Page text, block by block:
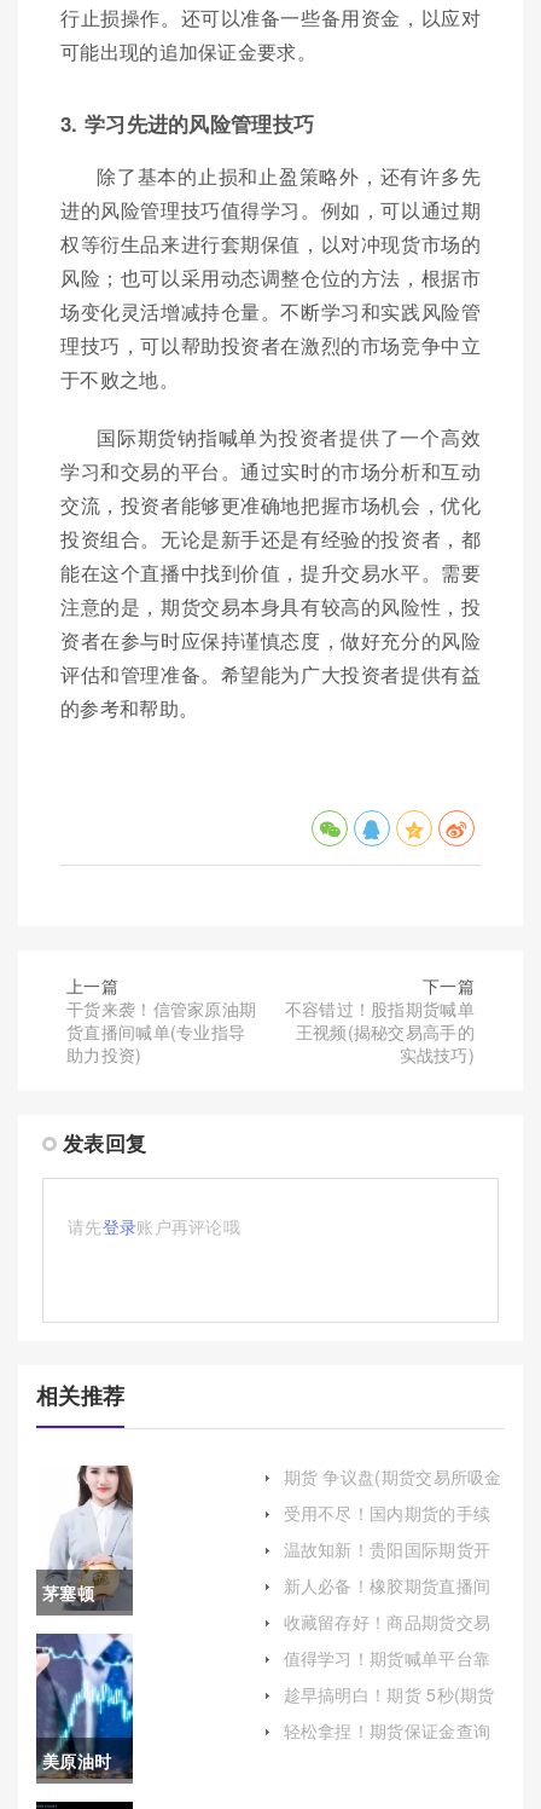
行止损操作。还可以准备一些备用资金，以应对
可能出现的追加保证金要求。
3. 学习先进的风险管理技巧
除了基本的止损和止盈策略外，还有许多先
进的风险管理技巧值得学习。例如，可以通过期
权等衍生品来进行套期保值，以对冲现货市场的
风险；也可以采用动态调整仓位的方法，根据市
场变化灵活增减持仓量。不断学习和实践风险管
理技巧，可以帮助投资者在激烈的市场竞争中立
于不败之地。
国际期货钠指喊单为投资者提供了一个高效
学习和交易的平台。通过实时的市场分析和互动
交流，投资者能够更准确地把握市场机会，优化
投资组合。无论是新手还是有经验的投资者，都
能在这个直播中找到价值，提升交易水平。需要
注意的是，期货交易本身具有较高的风险性，投
资者在参与时应保持谨慎态度，做好充分的风险
评估和管理准备。希望能为广大投资者提供有益
的参考和帮助。
上一篇
干货来袭！信管家原油期
货直播间喊单(专业指导
助力投资)
下一篇
不容错过！股指期货喊单
王视频(揭秘交易高手的
实战技巧)
发表回复
请先登录账户再评论哦
相关推荐
茅塞顿
开！美国
黄金期货
喊单：市
场趋势与
美原油时
期货 争议盘(期货交易所吸金
过多引争议制度)
受用不尽！国内期货的手续
费是多少（详细探讨国内期
货交易的手续费情况）
温故知新！贵阳国际期货开
户条件（帮助开户人更好地
解决问题）
新人必备！橡胶期货直播间
在线喊单（帮助投资者更好
地理解和参与期货市场）
收藏留存好！商品期货交易
喊单(策略、风险与合规性)
值得学习！期货喊单平台靠
谱吗(期货喊单群骗局)
趁早搞明白！期货 5秒(期货
5秒钟交易)
轻松拿捏！期货保证金查询